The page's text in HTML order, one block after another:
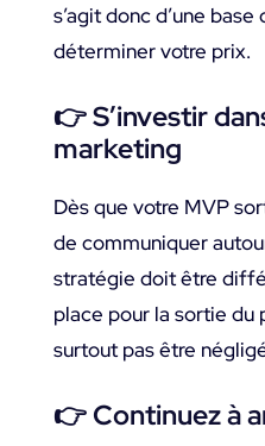
s’agit donc d’une
déterminer votre prix.
👉S’investir
marketing
Dès que votre MVP
de communiquer
stratégie doit être
place pour la sortie du
surtout pas être
👉 Continuez à